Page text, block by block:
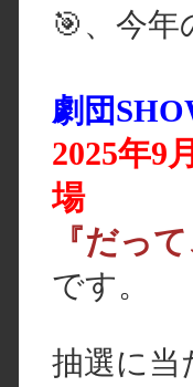
🎯、今
劇団
2025年9
場
『だっ
です。
抽選に当